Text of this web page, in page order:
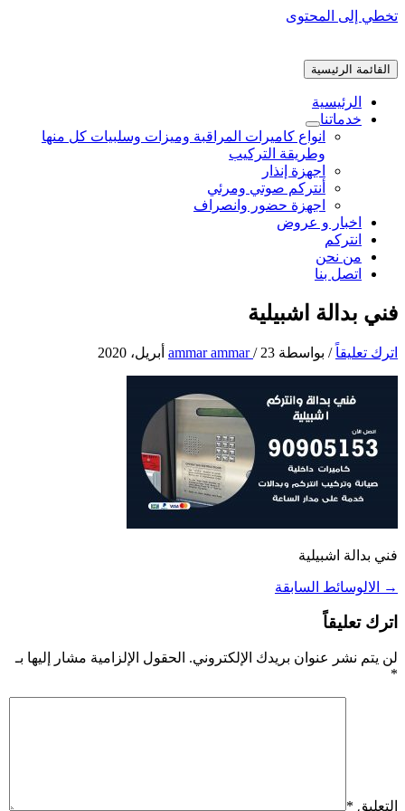
تخطي إلى المحتوى
القائمة الرئيسية
الرئيسية
خدماتنا
انواع كاميرات المراقبة وميزات وسلبيات كل منها
وطريقة التركيب
اجهزة إنذار
أنتركم صوتي ومرئي
اجهزة حضور وانصراف
اخبار و عروض
انتركم
من نحن
اتصل بنا
فني بدالة اشبيلية
اترك تعليقاً / بواسطة ammar ammar/ 23 أبريل، 2020
فني بدالة اشبيلية
→ الالوسائط السابقة
اترك تعليقاً
لن يتم نشر عنوان بريدك الإلكتروني. الحقول الإلزامية مشار إليها بـ
*
التعليق *